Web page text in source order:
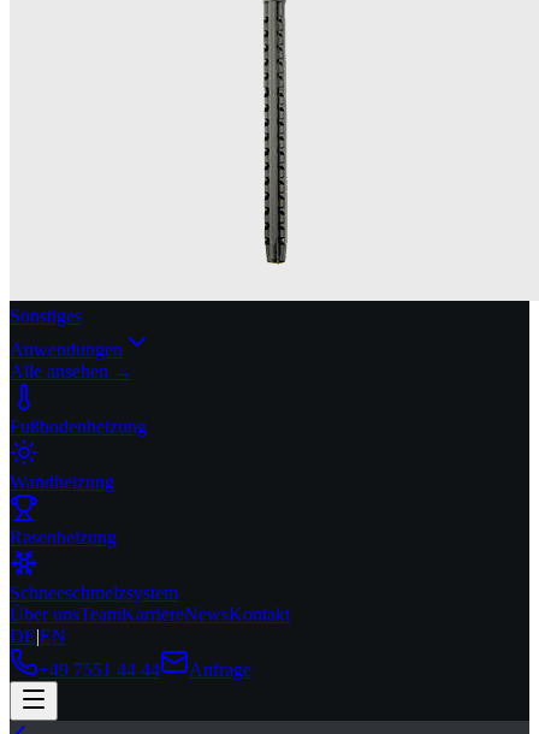
Sonstiges
Anwendungen
Alle ansehen →
Fußbodenheizung
Wandheizung
Rasenheizung
Schneeschmelzsystem
Über unsTeamKarriereNewsKontakt
DE|EN
+49 7551 44 44
Anfrage